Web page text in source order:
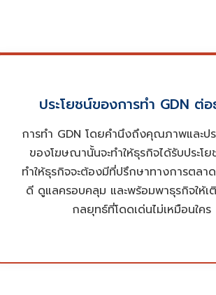
ประโยชน์ของการทำ GDN ต่
การทำ GDN โดยคำนึงถึงคุณภาพและป
ของโฆษณานั้นจะทำให้ธุรกิจได้รับประโ
ทำให้ธุรกิจจะต้องมีที่ปรึกษาทางการตลา
ดี ดูแลครอบคลุม และพร้อมพาธุรกิจให้เ
กลยุทธ์ที่โดดเด่นไม่เหมือนใคร
ซึ่งหากธุรกิจเลือกที่ปรึกษาที่ดี และทำ
สร้างการจดจำให้กับธุรกิจได้ง่ายผ่านโฆ
ความเป็นเอกลักษณ์ , สามารถทำ
ให้ลูกค้าเห็นโฆษณาผ่านหลากหลายเว็บ
เพิ่มฐานลูกค้าและเข้าถึงกลุ่มเป้าหมายได้
ขวาง เป็นต้น